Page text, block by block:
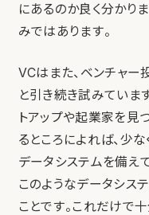
にあるのか良く分かり
みではあります。
VCはまた、ベンチャー
と引き続き試みていま
トアップや起業家を見
るところによれば、少な
データシステムを備え
このようなデータシス
ことです。これだけで